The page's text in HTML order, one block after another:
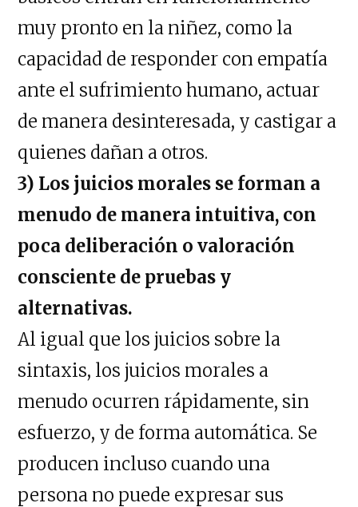
muy pronto en la niñez, como la
capacidad de responder con empatía
ante el sufrimiento humano, actuar
de manera desinteresada, y castigar a
quienes dañan a otros.
3) Los juicios morales se forman a
menudo de manera intuitiva, con
poca deliberación o valoración
consciente de pruebas y
alternativas.
Al igual que los juicios sobre la
sintaxis, los juicios morales a
menudo ocurren rápidamente, sin
esfuerzo, y de forma automática. Se
producen incluso cuando una
persona no puede expresar sus